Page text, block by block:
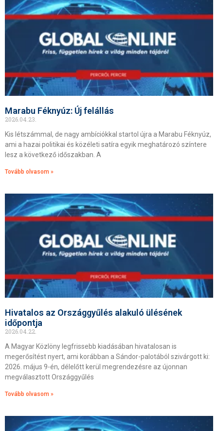
Marabu Féknyúz: Új felállás
2026.04.23.
Kis létszámmal, de nagy ambíciókkal startol újra a Marabu Féknyúz,
ami a hazai politikai és közéleti satíra egyik meghatározó színtere
lesz a következő időszakban. A
Tovább olvasom »
Hivatalos az Országgyűlés alakuló ülésének
időpontja
2026.04.22.
A Magyar Közlöny legfrissebb kiadásában hivatalosan is
megerősítést nyert, ami korábban a Sándor-palotából szivárgott ki:
2026. május 9-én, délelőtt kerül megrendezésre az újonnan
megválasztott Országgyűlés
Tovább olvasom »